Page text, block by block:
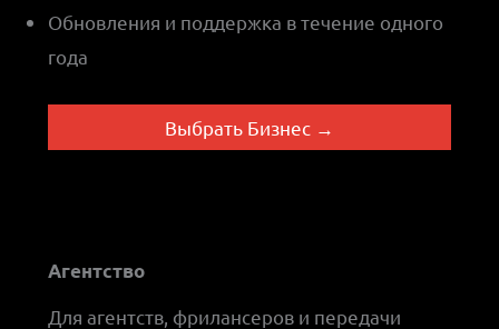
Обновления и поддержка в течение одного
года
Выбрать Бизнес →
Агентство
Для агентств, фрилансеров и передачи